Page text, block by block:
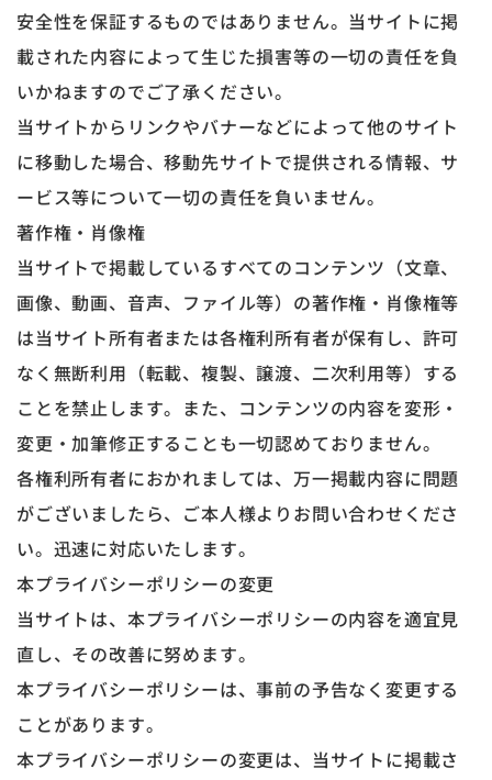
安全性を保証するものではありません。当サイトに掲
載された内容によって生じた損害等の一切の責任を負
いかねますのでご了承ください。
当サイトからリンクやバナーなどによって他のサイト
に移動した場合、移動先サイトで提供される情報、サ
ービス等について一切の責任を負いません。
著作権・肖像権
当サイトで掲載しているすべてのコンテンツ（文章、
画像、動画、音声、ファイル等）の著作権・肖像権等
は当サイト所有者または各権利所有者が保有し、許可
なく無断利用（転載、複製、譲渡、二次利用等）する
ことを禁止します。また、コンテンツの内容を変形・
変更・加筆修正することも一切認めておりません。
各権利所有者におかれましては、万一掲載内容に問題
がございましたら、ご本人様よりお問い合わせくださ
い。迅速に対応いたします。
本プライバシーポリシーの変更
当サイトは、本プライバシーポリシーの内容を適宜見
直し、その改善に努めます。
本プライバシーポリシーは、事前の予告なく変更する
ことがあります。
本プライバシーポリシーの変更は、当サイトに掲載さ